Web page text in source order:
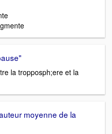
la tropposph;ere et la
moyenne de la